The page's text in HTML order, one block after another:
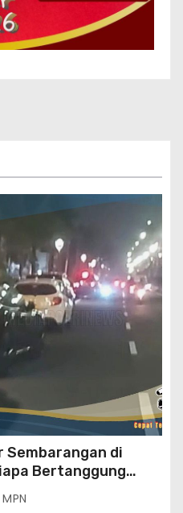
Sembarangan di
Bertanggung